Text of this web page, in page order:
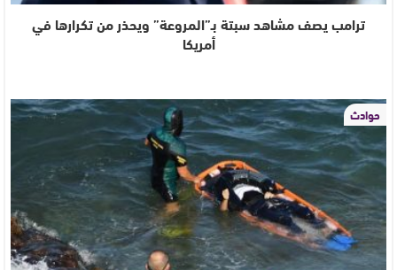
ترامب يصف مشاهد سبتة بـ”المروعة” ويحذر من تكرارها في
أمريكا
حوادث